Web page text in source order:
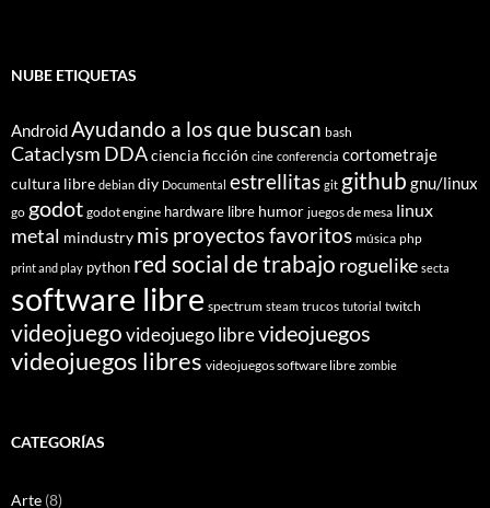
NUBE ETIQUETAS
AndroidAyudando a los que buscan bash
Cataclysm DDAciencia ficción cine conferencia cortometraje
cultura libre debian diy Documental estrellitas git github gnu/linux
go godot godot engine hardware libre humor juegos de mesa linux
metal mindustry mis proyectos favoritos música php
print and play python red social de trabajo roguelike secta
software libre spectrum steam trucos tutorial twitch
videojuegovideojuego librevideojuegos
videojuegos libres videojuegos software libre zombie
CATEGORÍAS
Arte (8)